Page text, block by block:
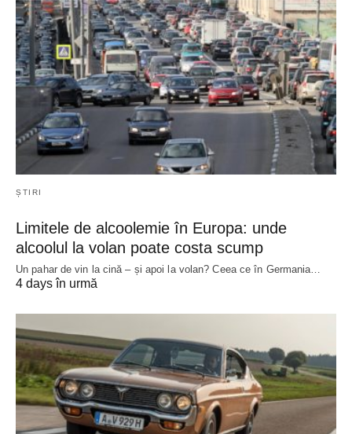
ȘTIRI
Limitele de alcoolemie în Europa: unde
alcoolul la volan poate costa scump
Un pahar de vin la cină – și apoi la volan? Ceea ce în Germania…
4 days în urmă